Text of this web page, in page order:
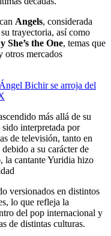
Angels, considerada
trayectoria, así como
the One, temas que
otros mercados
Bichir se arroja del
más allá de su
sido interpretada por
de televisión, tanto en
a su carácter de
la cantante Yuridia hizo
versionados en distintos
lo que refleja la
del pop internacional y
de distintas culturas.